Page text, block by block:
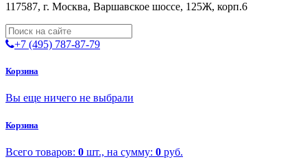
117587, г. Москва, Варшавское шоссе, 125Ж, корп.6
+7 (495) 787-87-79
Корзина
Вы еще ничего не выбрали
Корзина
Всего товаров: 0 шт., на сумму: 0 руб.